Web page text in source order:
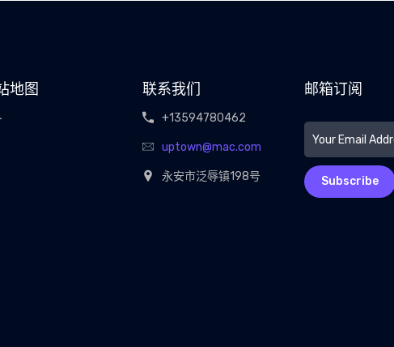
地图 联系我们
+13594780462
uptown@mac.com
永安市泛辱镇198号
邮箱订阅
Subscribe